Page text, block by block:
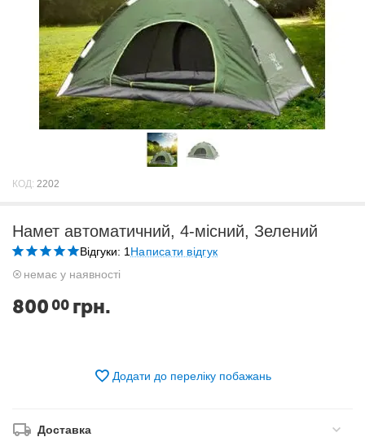
КОД: 2202
Намет автоматичний, 4-місний, Зелений
Відгуки: 1 Написати відгук
немає у наявності
800 00 грн.
Додати до переліку побажань
Доставка